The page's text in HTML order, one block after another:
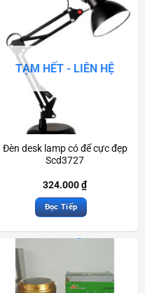
TẠM HẾT - LIÊN HỆ
Đèn desk lamp có đế cực đẹp
Scd3727
324.000₫
Đọc Tiếp